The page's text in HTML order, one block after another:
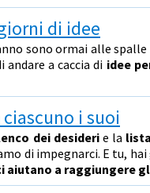
di idee
sono ormai alle spalle
a caccia di idee
i suoi
dei desiderie la
di impegnarci. E tu,
aiutano a raggiungere